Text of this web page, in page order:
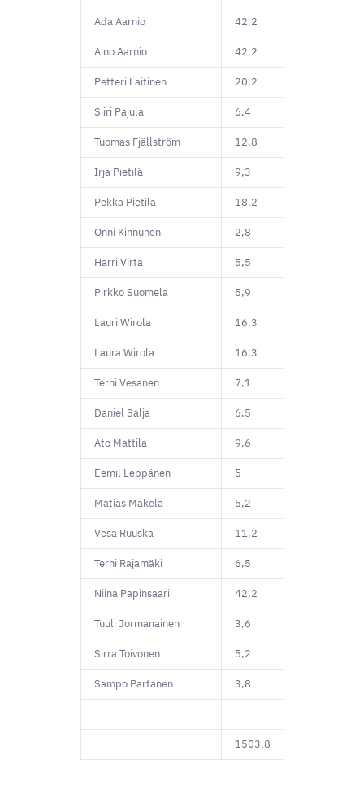
Ada Aarnio 42,2
Aino Aarnio 42,2
Petteri Laitinen 20,2
Siiri Pajula 6,4
Tuomas Fjällström 12,8
Irja Pietilä 9,3
Pekka Pietilä 18,2
Onni Kinnunen 2,8
Harri Virta 5,5
Pirkko Suomela 5,9
Lauri Wirola 16,3
Laura Wirola 16,3
Terhi Vesanen 7,1
Daniel Salja 6,5
Ato Mattila 9,6
Eemil Leppänen 5
Matias Mäkelä 5,2
Vesa Ruuska 11,2
Terhi Rajamäki 6,5
Niina Papinsaari 42,2
Tuuli Jormanainen 3,6
Sirra Toivonen 5,2
Sampo Partanen 3,8
1503,8